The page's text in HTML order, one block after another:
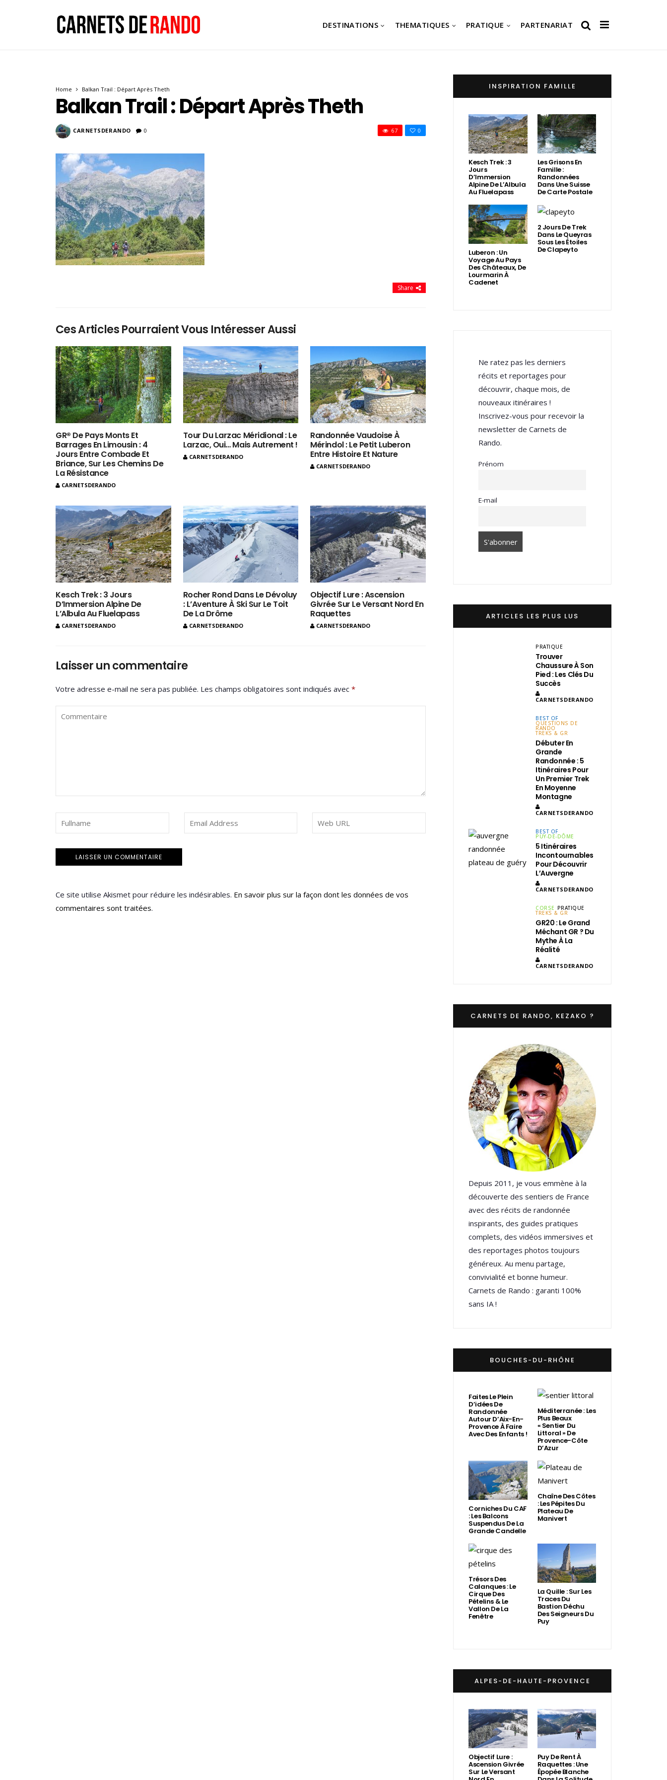
DESTINATIONS THEMATIQUES PRATIQUE PARTENARIAT
Home Balkan Trail : Départ Après Theth
Balkan Trail : Départ Après Theth
CARNETSDERANDO 0 0
67
Share
Ces Articles Pourraient Vous Intéresser Aussi
GR® De Pays Monts Et
Barrages En Limousin : 4
Jours Entre Combade Et
Briance, Sur Les Chemins De
La Résistance
CARNETSDERANDO
Tour Du Larzac Méridional : Le
Larzac, Oui… Mais Autrement !
CARNETSDERANDO
Randonnée Vaudoise À
Mérindol : Le Petit Luberon
Entre Histoire Et Nature
CARNETSDERANDO
Kesch Trek : 3 Jours
D’Immersion Alpine De
L’Albula Au Fluelapass
CARNETSDERANDO
Rocher Rond Dans Le Dévoluy
: L’Aventure À Ski Sur Le Toit
De La Drôme
CARNETSDERANDO
Objectif Lure : Ascension
Givrée Sur Le Versant Nord En
Raquettes
CARNETSDERANDO
Laisser un commentaire
Votre adresse e-mail ne sera pas publiée. Les champs obligatoires sont indiqués avec *
Ce site utilise Akismet pour réduire les indésirables. En savoir plus sur la façon dont les données de vos
commentaires sont traitées.
INSPIRATION FAMILLE
Kesch Trek : 3
Jours
D’Immersion
Alpine De L’Albula
Au Fluelapass
Les Grisons En
Famille :
Randonnées
Dans Une Suisse
De Carte Postale
Luberon : Un
Voyage Au Pays
Des Châteaux, De
Lourmarin À
Cadenet
2 Jours De Trek
Dans Le Queyras
Sous Les Étoiles
De Clapeyto
Ne ratez pas les derniers
récits et reportages pour
découvrir, chaque mois, de
nouveaux itinéraires !
Inscrivez-vous pour recevoir la
newsletter de Carnets de
Rando.
Prénom
E-mail
ARTICLES LES PLUS LUS
PRATIQUE
Trouver
Chaussure À Son
Pied : Les Clés Du
Succès
CARNETSDERANDO
BEST OF
QUESTIONS DE
RANDO
TREKS & GR
Débuter En
Grande
Randonnée : 5
Itinéraires Pour
Un Premier Trek
En Moyenne
Montagne
CARNETSDERANDO
BEST OF
PUY-DE-DÔME
5 Itinéraires
Incontournables
Pour Découvrir
L’Auvergne
CARNETSDERANDO
CORSE PRATIQUE
TREKS & GR
GR20 : Le Grand
Méchant GR ? Du
Mythe À La
Réalité
CARNETSDERANDO
CARNETS DE RANDO, KEZAKO ?
Depuis 2011, je vous emmène à la
découverte des sentiers de France
avec des récits de randonnée
inspirants, des guides pratiques
complets, des vidéos immersives et
des reportages photos toujours
généreux. Au menu partage,
convivialité et bonne humeur.
Carnets de Rando : garanti 100%
sans IA !
BOUCHES-DU-RHÔNE
Faites Le Plein
D’idées De
Randonnée
Autour D’Aix-En-
Provence À Faire
Avec Des Enfants !
Méditerranée : Les
Plus Beaux
« Sentier Du
Littoral » De
Provence-Côte
D’Azur
Corniches Du CAF
: Les Balcons
Suspendus De La
Grande Candelle
Chaîne Des Côtes
: Les Pépites Du
Plateau De
Manivert
Trésors Des
Calanques : Le
Cirque Des
Pételins & Le
Vallon De La
Fenêtre
La Quille : Sur Les
Traces Du
Bastion Déchu
Des Seigneurs Du
Puy
ALPES-DE-HAUTE-PROVENCE
Objectif Lure :
Ascension Givrée
Sur Le Versant
Puy De Rent À
Raquettes : Une
Épopée Blanche